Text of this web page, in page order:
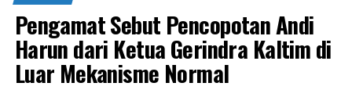
Pengamat Sebut Pencopotan Andi
Harun dari Ketua Gerindra Kaltim di
Luar Mekanisme Normal